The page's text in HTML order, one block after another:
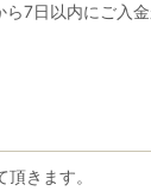
7日以内にご入
きます。